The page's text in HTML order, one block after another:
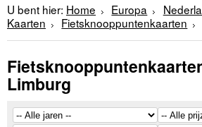
U bent hier: Home Europa
Kaarten
Fietsknooppuntenkaarten
Limburg